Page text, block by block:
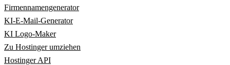
Firmennamengenerator
KI-E-Mail-Generator
KI Logo-Maker
Zu Hostinger umziehen
Hostinger API